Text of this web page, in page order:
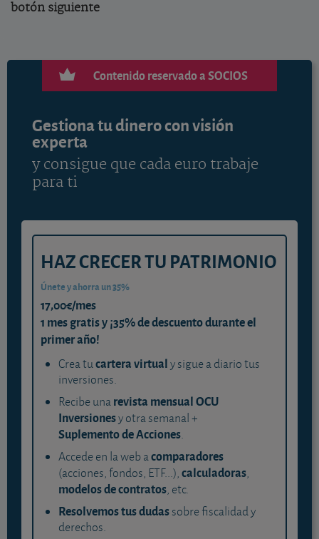
botón siguiente
Contenido reservado a SOCIOS
Gestiona tu dinero con visión
experta
y consigue que cada euro trabaje
para ti
HAZ CRECER TU PATRIMONIO
Únete y ahorra un 35%
17,00€/mes
1 mes gratis y ¡35% de descuento durante el
primer año!
Crea tucartera virtualy sigue a diario tus
inversiones.
Recibe unarevista mensual OCU
Inversionesy otra semanal +
Suplemento de Acciones.
Accede en la web acomparadores
(acciones, fondos, ETF...),calculadoras,
modelos de contratos, etc.
Resolvemos tus dudassobre fiscalidad y
derechos.